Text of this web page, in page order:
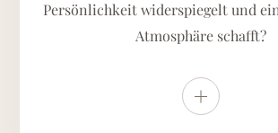
Persönlichkeit widerspiegelt und
Atmosphäre schafft?
Weitere